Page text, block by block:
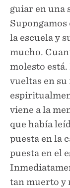
guiar en una
Supongamos
la escuela y
mucho.
molesto
vueltas en
viene a la
que había
puesta en la
puesta en el
tan muerto y